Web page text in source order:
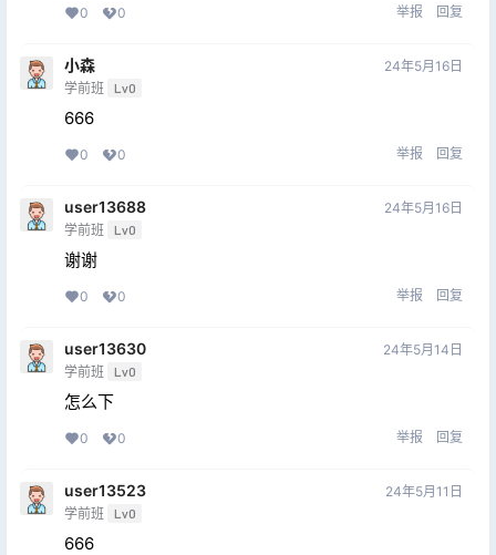
0 0 举报 回复
小森
学前班 Lv0
24年5月16日
666
0 0 举报 回复
user13688
学前班 Lv0
24年5月16日
谢谢
0 0 举报 回复
user13630
学前班 Lv0
24年5月14日
怎么下
0 0 举报 回复
user13523
学前班 Lv0
24年5月11日
666